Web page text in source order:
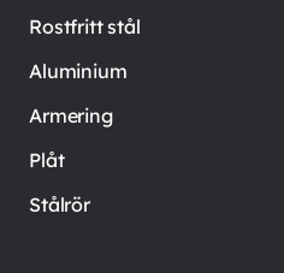
Rostfritt stål
Aluminium
Armering
Plåt
Stålrör